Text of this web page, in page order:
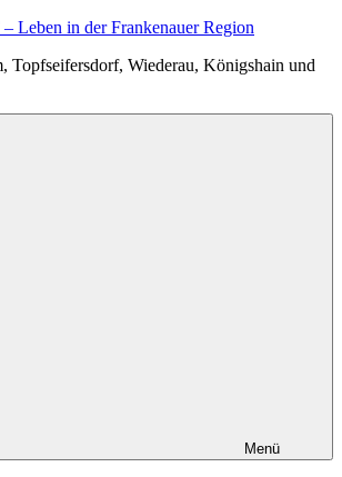
Leben in der Frankenauer Region
Topfseifersdorf, Wiederau, Königshain und
Menü